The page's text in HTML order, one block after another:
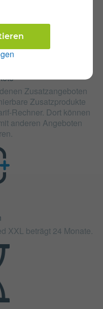
Zusatzangeboten
Zusatzprodukte
Rechner. Dort können
anderen Angeboten
XXL beträgt 24 Monate.